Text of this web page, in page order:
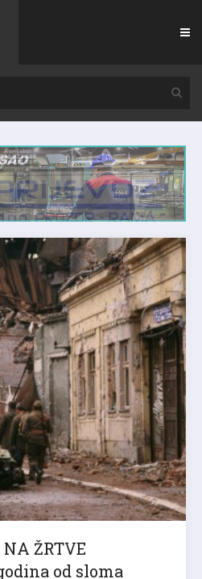
ŽRTVE
od sloma